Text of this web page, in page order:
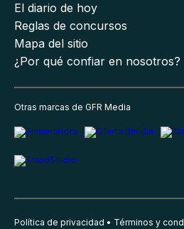
El diario de hoy
Reglas de concursos
Mapa del sitio
¿Por qué confiar en nosotros?
Otras marcas de GFR Media
Política de privacidad Términos y